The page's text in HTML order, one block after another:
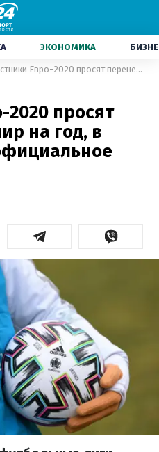
ЭКОНОМИКА
Участники Евро-2020 просят перенести турнир на год, в УЕФА сделали официальное заявление
2020 просят
на год, в